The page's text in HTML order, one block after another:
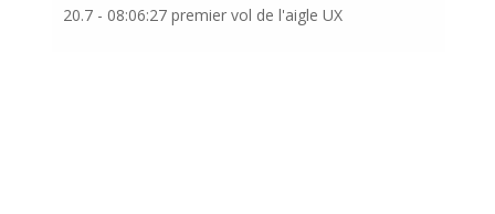
20.7 - 08:06:27 premier vol de l'aigle UX